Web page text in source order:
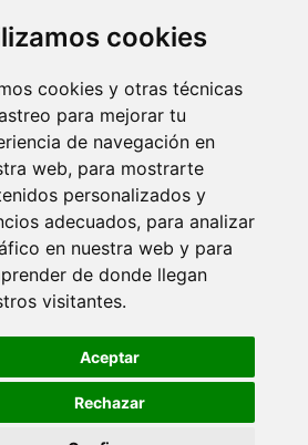
cookies
cookies y otras técnicas
para mejorar tu
de navegación en
web, para mostrarte
personalizados y
adecuados, para analizar
en nuestra web y para
de donde llegan
visitantes.
Aceptar
Rechazar
cookies preferences
2025 pisos-alquiler.es